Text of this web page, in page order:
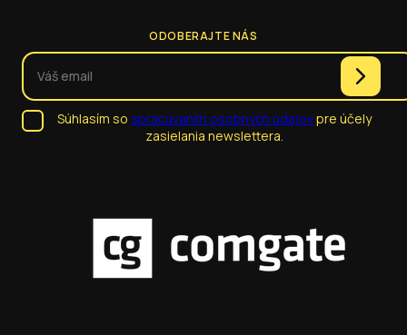
ODOBERAJTE NÁS
Súhlasím so spracúvaním osobných údajovpre účely
zasielania newslettera.